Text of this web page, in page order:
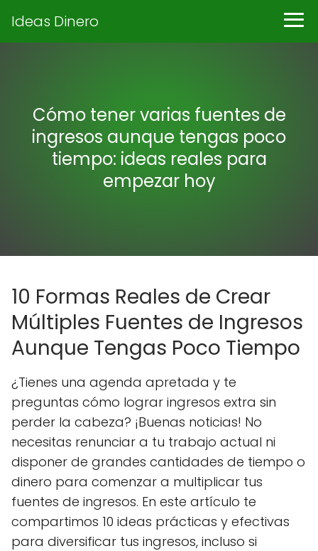
Ideas Dinero
Cómo tener varias fuentes de
ingresos aunque tengas poco
tiempo: ideas reales para
empezar hoy
10 Formas Reales de Crear
Múltiples Fuentes de Ingresos
Aunque Tengas Poco Tiempo
¿Tienes una agenda apretada y te
preguntas cómo lograr ingresos extra sin
perder la cabeza? ¡Buenas noticias! No
necesitas renunciar a tu trabajo actual ni
disponer de grandes cantidades de tiempo o
dinero para comenzar a multiplicar tus
fuentes de ingresos. En este artículo te
compartimos 10 ideas prácticas y efectivas
para diversificar tus ingresos, incluso si